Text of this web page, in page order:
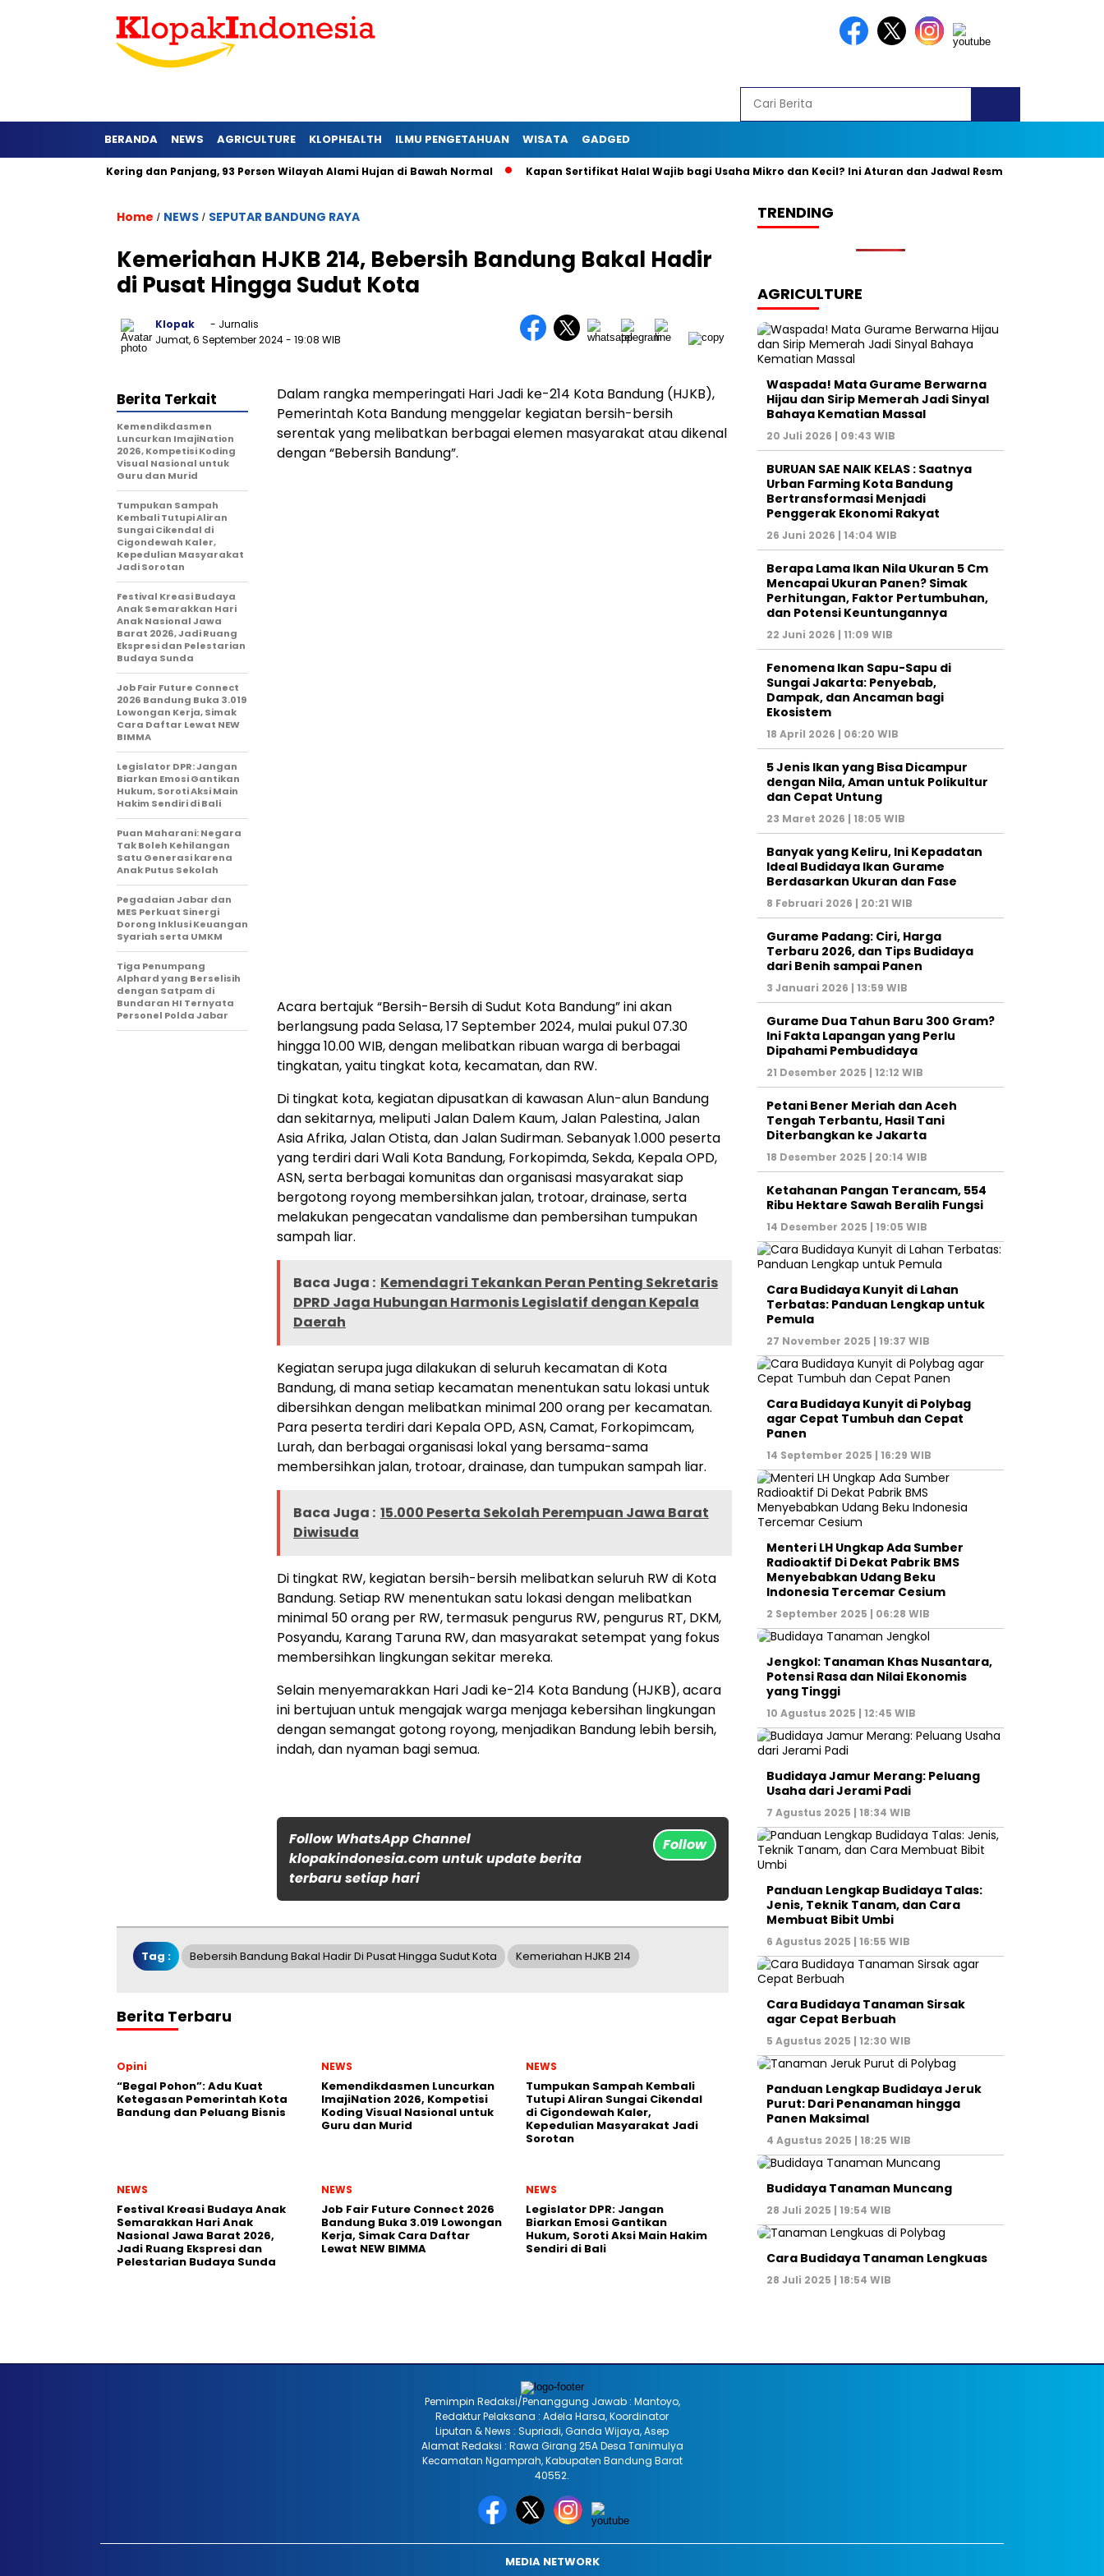
BERANDA NEWS AGRICULTURE KLOPHEALTH ILMU PENGETAHUAN WISATA GADGED
Barat Lebih Kering dan Panjang, 93 Persen Wilayah Alami Hujan di Bawah Normal Kapan Sertifikat Halal Wajib bagi Usaha Mikro dan Kecil? Ini Aturan dan Jadwal Resminya
Home / NEWS / SEPUTAR BANDUNG RAYA
Kemeriahan HJKB 214, Bebersih Bandung Bakal Hadir
di Pusat Hingga Sudut Kota
Klopak
- Jurnalis
Jumat, 6 September 2024- 19:08 WIB
Dalam rangka memperingati Hari Jadi ke-214 Kota Bandung (HJKB),
Pemerintah Kota Bandung menggelar kegiatan bersih-bersih
serentak yang melibatkan berbagai elemen masyarakat atau dikenal
dengan “Bebersih Bandung”.
Acara bertajuk “Bersih-Bersih di Sudut Kota Bandung” ini akan
berlangsung pada Selasa, 17 September 2024, mulai pukul 07.30
hingga 10.00 WIB, dengan melibatkan ribuan warga di berbagai
tingkatan, yaitu tingkat kota, kecamatan, dan RW.
Di tingkat kota, kegiatan dipusatkan di kawasan Alun-alun Bandung
dan sekitarnya, meliputi Jalan Dalem Kaum, Jalan Palestina, Jalan
Asia Afrika, Jalan Otista, dan Jalan Sudirman. Sebanyak 1.000 peserta
yang terdiri dari Wali Kota Bandung, Forkopimda, Sekda, Kepala OPD,
ASN, serta berbagai komunitas dan organisasi masyarakat siap
bergotong royong membersihkan jalan, trotoar, drainase, serta
melakukan pengecatan vandalisme dan pembersihan tumpukan
sampah liar.
Baca Juga : Kemendagri Tekankan Peran Penting Sekretaris
DPRD Jaga Hubungan Harmonis Legislatif dengan Kepala
Daerah
Kegiatan serupa juga dilakukan di seluruh kecamatan di Kota
Bandung, di mana setiap kecamatan menentukan satu lokasi untuk
dibersihkan dengan melibatkan minimal 200 orang per kecamatan.
Para peserta terdiri dari Kepala OPD, ASN, Camat, Forkopimcam,
Lurah, dan berbagai organisasi lokal yang bersama-sama
membersihkan jalan, trotoar, drainase, dan tumpukan sampah liar.
Baca Juga : 15.000 Peserta Sekolah Perempuan Jawa Barat
Diwisuda
Di tingkat RW, kegiatan bersih-bersih melibatkan seluruh RW di Kota
Bandung. Setiap RW menentukan satu lokasi dengan melibatkan
minimal 50 orang per RW, termasuk pengurus RW, pengurus RT, DKM,
Posyandu, Karang Taruna RW, dan masyarakat setempat yang fokus
membersihkan lingkungan sekitar mereka.
Selain menyemarakkan Hari Jadi ke-214 Kota Bandung (HJKB), acara
ini bertujuan untuk mengajak warga menjaga kebersihan lingkungan
dengan semangat gotong royong, menjadikan Bandung lebih bersih,
indah, dan nyaman bagi semua.
Follow WhatsApp Channel
klopakindonesia.com untuk update berita
terbaru setiap hari
Follow
Berita Terkait
Kemendikdasmen
Luncurkan ImajiNation
2026, Kompetisi Koding
Visual Nasional untuk
Guru dan Murid
Tumpukan Sampah
Kembali Tutupi Aliran
Sungai Cikendal di
Cigondewah Kaler,
Kepedulian Masyarakat
Jadi Sorotan
Festival Kreasi Budaya
Anak Semarakkan Hari
Anak Nasional Jawa
Barat 2026, Jadi Ruang
Ekspresi dan Pelestarian
Budaya Sunda
Job Fair Future Connect
2026 Bandung Buka 3.019
Lowongan Kerja, Simak
Cara Daftar Lewat NEW
BIMMA
Legislator DPR: Jangan
Biarkan Emosi Gantikan
Hukum, Soroti Aksi Main
Hakim Sendiri di Bali
Puan Maharani: Negara
Tak Boleh Kehilangan
Satu Generasi karena
Anak Putus Sekolah
Pegadaian Jabar dan
MES Perkuat Sinergi
Dorong Inklusi Keuangan
Syariah serta UMKM
Tiga Penumpang
Alphard yang Berselisih
dengan Satpam di
Bundaran HI Ternyata
Personel Polda Jabar
Tag : Bebersih Bandung Bakal Hadir Di Pusat Hingga Sudut Kota Kemeriahan HJKB 214
Berita Terbaru
Opini
“Begal Pohon”: Adu Kuat
Ketegasan Pemerintah Kota
Bandung dan Peluang Bisnis
NEWS
Kemendikdasmen Luncurkan
ImajiNation 2026, Kompetisi
Koding Visual Nasional untuk
Guru dan Murid
NEWS
Tumpukan Sampah Kembali
Tutupi Aliran Sungai Cikendal
di Cigondewah Kaler,
Kepedulian Masyarakat Jadi
Sorotan
NEWS
Festival Kreasi Budaya Anak
Semarakkan Hari Anak
Nasional Jawa Barat 2026,
Jadi Ruang Ekspresi dan
Pelestarian Budaya Sunda
NEWS
Job Fair Future Connect 2026
Bandung Buka 3.019 Lowongan
Kerja, Simak Cara Daftar
Lewat NEW BIMMA
NEWS
Legislator DPR: Jangan
Biarkan Emosi Gantikan
Hukum, Soroti Aksi Main Hakim
Sendiri di Bali
TRENDING
AGRICULTURE
Waspada! Mata Gurame Berwarna
Hijau dan Sirip Memerah Jadi Sinyal
Bahaya Kematian Massal
20 Juli 2026 | 09:43 WIB
BURUAN SAE NAIK KELAS : Saatnya
Urban Farming Kota Bandung
Bertransformasi Menjadi
Penggerak Ekonomi Rakyat
26 Juni 2026 | 14:04 WIB
Berapa Lama Ikan Nila Ukuran 5 Cm
Mencapai Ukuran Panen? Simak
Perhitungan, Faktor Pertumbuhan,
dan Potensi Keuntungannya
22 Juni 2026 | 11:09 WIB
Fenomena Ikan Sapu-Sapu di
Sungai Jakarta: Penyebab,
Dampak, dan Ancaman bagi
Ekosistem
18 April 2026 | 06:20 WIB
5 Jenis Ikan yang Bisa Dicampur
dengan Nila, Aman untuk Polikultur
dan Cepat Untung
23 Maret 2026 | 18:05 WIB
Banyak yang Keliru, Ini Kepadatan
Ideal Budidaya Ikan Gurame
Berdasarkan Ukuran dan Fase
8 Februari 2026 | 20:21 WIB
Gurame Padang: Ciri, Harga
Terbaru 2026, dan Tips Budidaya
dari Benih sampai Panen
3 Januari 2026 | 13:59 WIB
Gurame Dua Tahun Baru 300 Gram?
Ini Fakta Lapangan yang Perlu
Dipahami Pembudidaya
21 Desember 2025 | 12:12 WIB
Petani Bener Meriah dan Aceh
Tengah Terbantu, Hasil Tani
Diterbangkan ke Jakarta
18 Desember 2025 | 20:14 WIB
Ketahanan Pangan Terancam, 554
Ribu Hektare Sawah Beralih Fungsi
14 Desember 2025 | 19:05 WIB
Cara Budidaya Kunyit di Lahan
Terbatas: Panduan Lengkap untuk
Pemula
27 November 2025 | 19:37 WIB
Cara Budidaya Kunyit di Polybag
agar Cepat Tumbuh dan Cepat
Panen
14 September 2025 | 16:29 WIB
Menteri LH Ungkap Ada Sumber
Radioaktif Di Dekat Pabrik BMS
Menyebabkan Udang Beku
Indonesia Tercemar Cesium
2 September 2025 | 06:28 WIB
Jengkol: Tanaman Khas Nusantara,
Potensi Rasa dan Nilai Ekonomis
yang Tinggi
10 Agustus 2025 | 12:45 WIB
Budidaya Jamur Merang: Peluang
Usaha dari Jerami Padi
7 Agustus 2025 | 18:34 WIB
Panduan Lengkap Budidaya Talas:
Jenis, Teknik Tanam, dan Cara
Membuat Bibit Umbi
6 Agustus 2025 | 16:55 WIB
Cara Budidaya Tanaman Sirsak
agar Cepat Berbuah
5 Agustus 2025 | 12:30 WIB
Panduan Lengkap Budidaya Jeruk
Purut: Dari Penanaman hingga
Panen Maksimal
4 Agustus 2025 | 18:25 WIB
Budidaya Tanaman Muncang
28 Juli 2025 | 19:54 WIB
Cara Budidaya Tanaman Lengkuas
28 Juli 2025 | 18:54 WIB
Pemimpin Redaksi/Penanggung Jawab : Mantoyo,
Redaktur Pelaksana : Adela Harsa, Koordinator
Liputan & News : Supriadi, Ganda Wijaya, Asep
Alamat Redaksi : Rawa Girang 25A Desa Tanimulya
Kecamatan Ngamprah, Kabupaten Bandung Barat
40552.
MEDIA NETWORK